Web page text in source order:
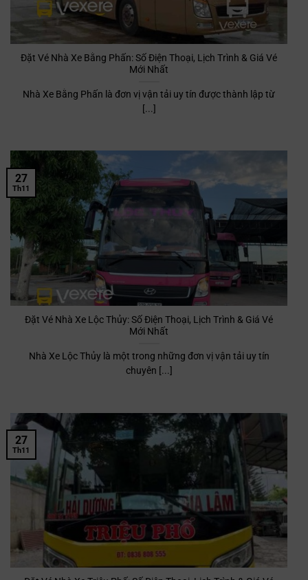
Đặt Vé Nhà Xe Bằng Phấn: Số Điện Thoại, Lịch Trình & Giá Vé
Mới Nhất
Nhà Xe Bằng Phấn là đơn vị vận tải uy tín được thành lập từ
[...]
Đặt Vé Nhà Xe Lộc Thủy: Số Điện Thoại, Lịch Trình & Giá Vé
Mới Nhất
Nhà Xe Lộc Thủy là một trong những đơn vị vận tải uy tín
chuyên [...]
27
Th11
27
Th11